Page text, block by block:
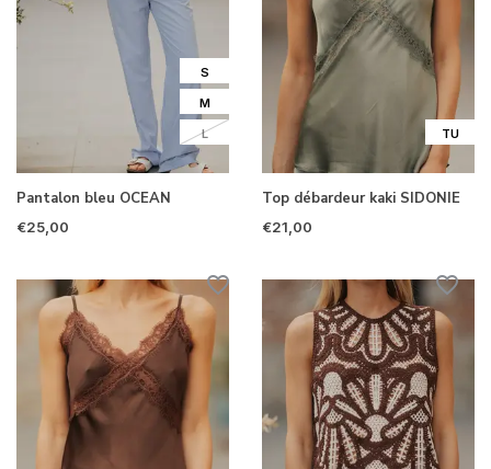
S
M
L
Pantalon bleu OCEAN
€25,00
TU
Top débardeur kaki SIDONIE
€21,00